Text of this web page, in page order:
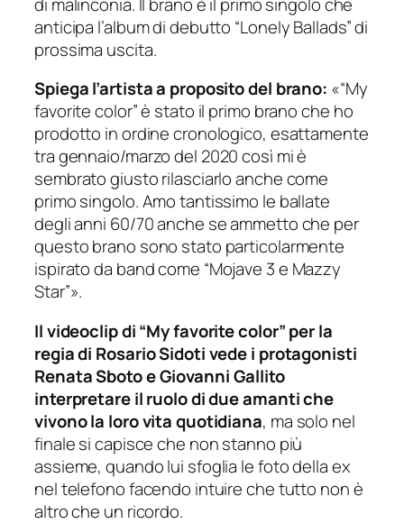
anticipa l’album di debutto “Lonely Ballads” di
prossima uscita.
Spiega l’artista a proposito del brano: «“My
favorite color” è stato il primo brano che ho
prodotto in ordine cronologico, esattamente
tra gennaio/marzo del 2020 così mi è
sembrato giusto rilasciarlo anche come
primo singolo. Amo tantissimo le ballate
degli anni 60/70 anche se ammetto che per
questo brano sono stato particolarmente
ispirato da band come “Mojave 3 e Mazzy
Star”».
Il videoclip di “My favorite color” per la
regia di Rosario Sidoti vede i protagonisti
Renata Sboto e Giovanni Gallito
interpretare il ruolo di due amanti che
vivono la loro vita quotidiana, ma solo nel
finale si capisce che non stanno più
assieme, quando lui sfoglia le foto della ex
nel telefono facendo intuire che tutto non è
altro che un ricordo.